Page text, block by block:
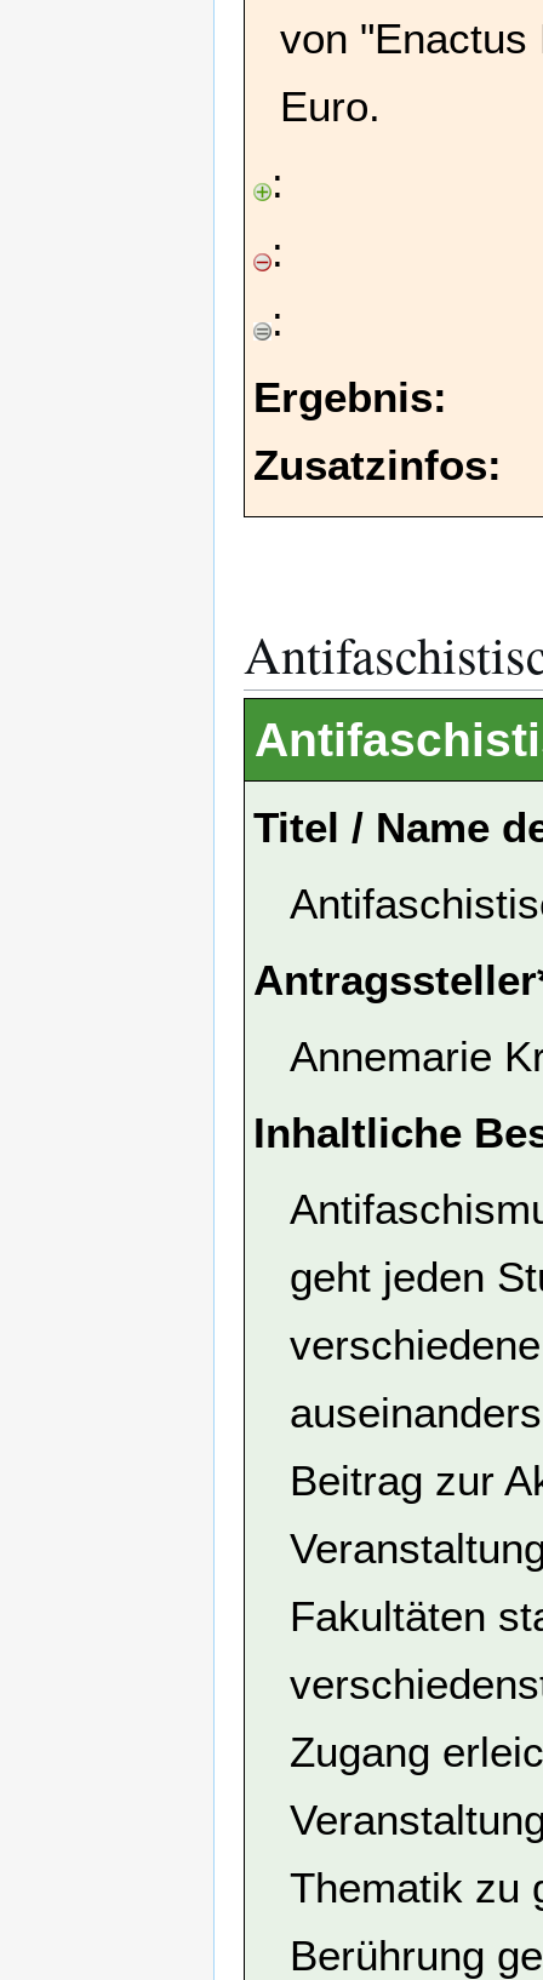
von "Enactus
Euro.
:
:
:
Ergebnis:
Zusatzinfos:
Titel / Name
Annemarie
Inhaltliche
geht jeden
Beitrag zur
Fakultäten
Zugang
Thematik zu
Berührung